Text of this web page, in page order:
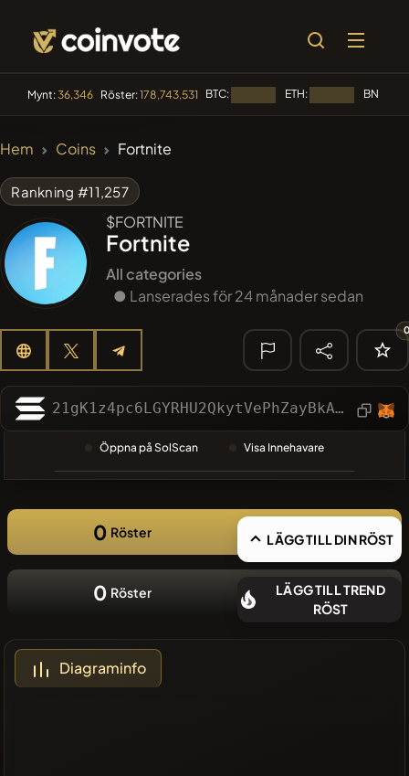
Mynt:36,346 Röster:178,743,531 BTC: ETH: BNB:
#608
LIMOCOIN SWAP
#84
SÖKNING
❌Inga
nyliga mynt
Hem Coins Fortnite
Rankning #11,257
$FORTNITE
Fortnite
All categories
● Lanserades för 24 månader sedan
21gK1z4pc6LGYRHU2QkytVePhZayBkAMH2rEw7eHpump
Öppna på SolScan Visa Innehavare
0 Röster LÄGG TILL DIN RÖST
0 Röster
LÄGG TILL TREND
RÖST
Diagraminfo